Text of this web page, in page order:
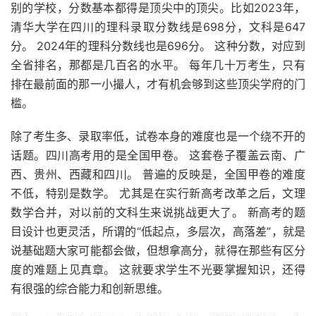
别的学校，分数基本都得是顶尖中的顶尖。比如2023年，
清华大学在四川的理科录取分数线是698分，文科是647
分。 2024年的理科分数线也是696分。 这种分数，对应到
全省排名，那都是几百名的水平。 每年几十万考生，只有
排在最前面的那一小撮人，才有机会够到这些顶尖学府的门
槛。
除了考生多、录取率低，试卷本身的难度也是一个绕不开的
话题。四川高考用的是全国甲卷。 这套卷子覆盖云南、广
西、贵州、西藏和四川。 普遍的反映是，全国甲卷的难度
不低，特别是数学。 尤其是在实行新高考改革之后，文理
数学合并，对以前的文科生来说挑战更大了。 新高考的题
目设计也更灵活，所谓的“低起点，多层次，高落差”，就是
说基础题大家可能都会做，但想拿高分，就得在那些有区分
度的难题上见真章。 这就要求学生不光要掌握知识，还得
有很强的综合能力和创新思维。